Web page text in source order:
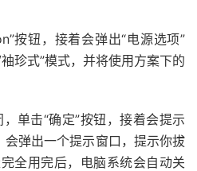
按钮，接着会弹出“电源选项”
珍式”模式，并将使用方案下的
单击“确定”按钮，接着会提示
弹出一个提示窗口，提示你拔
全用完后，电脑系统会自动关